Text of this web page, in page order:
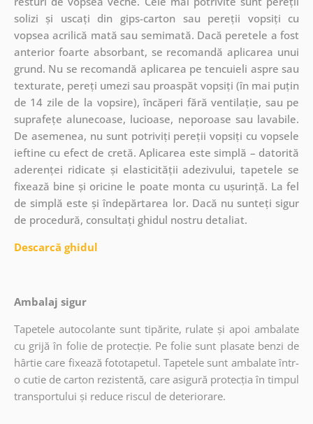
solizi și uscați din gips-carton sau pereții vopsiți cu
vopsea acrilică mată sau semimată. Dacă peretele a fost
anterior foarte absorbant, se recomandă aplicarea unui
grund. Nu se recomandă aplicarea pe tencuieli aspre sau
texturate, pereți umezi sau proaspăt vopsiți (în mai puțin
de 14 zile de la vopsire), încăperi fără ventilație, sau pe
suprafețe alunecoase, lucioase, neporoase sau lavabile.
De asemenea, nu sunt potriviți pereții vopsiți cu vopsele
ieftine cu efect de cretă. Aplicarea este simplă – datorită
aderenței ridicate și elasticității adezivului, tapetele se
fixează bine și oricine le poate monta cu ușurință. La fel
de simplă este și îndepărtarea lor. Dacă nu sunteți sigur
de procedură, consultați ghidul nostru detaliat.
Descarcă ghidul
Ambalaj sigur
Tapetele autocolante sunt tipărite, rulate și apoi ambalate
cu grijă în folie de protecție. Pe folie sunt plasate benzi de
hârtie care fixează fototapetul. Tapetele sunt ambalate într-
o cutie de carton rezistentă, care asigură protecția în timpul
transportului și reduce riscul de deteriorare.